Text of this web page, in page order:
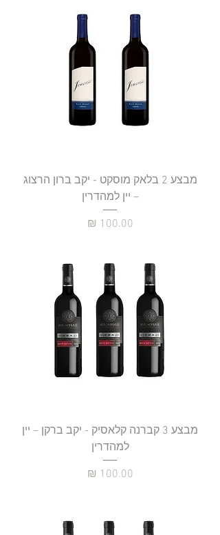
מבצע 2 בלאק מוסקט - יקב ברון הרצוג
– יין למהדרין
מחיר
מבצע 3 קברנה קלאסיק - יקב ברקן – יין
למהדרין
מחיר